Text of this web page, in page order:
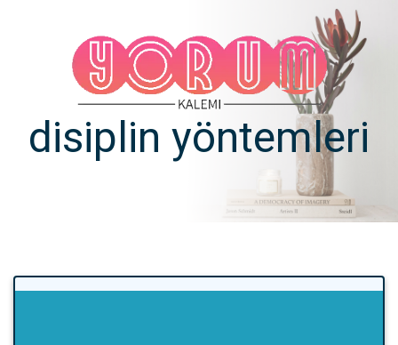
disiplin yöntemleri